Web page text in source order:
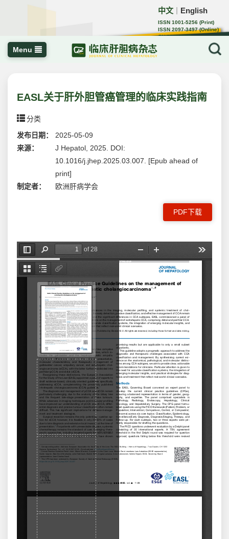
中文 English
ISSN 1001-5256 (Print)
ISSN 2097-3497 (Online)
CN 22-1108/R
Menu
EASL关于肝外胆管癌管理的临床实践指南
分类
发布日期：
2025-05-09
来源：
J Hepatol, 2025. DOI:
10.1016/j.jhep.2025.03.007. [Epub ahead of
print]
制定者：
欧洲肝病学会
PDF下载